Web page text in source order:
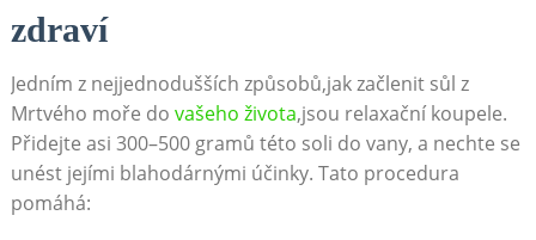
zdraví
Jedním z ⁢nejjednodušších​ způsobů,jak začlenit sůl z
Mrtvého⁤ moře do ⁢ vašeho života,jsou relaxační koupele.
Přidejte asi 300–500 ‌gramů​ této‍ soli⁣ do vany, a nechte se⁢
unést jejími blahodárnými účinky. Tato procedura‌
pomáhá: